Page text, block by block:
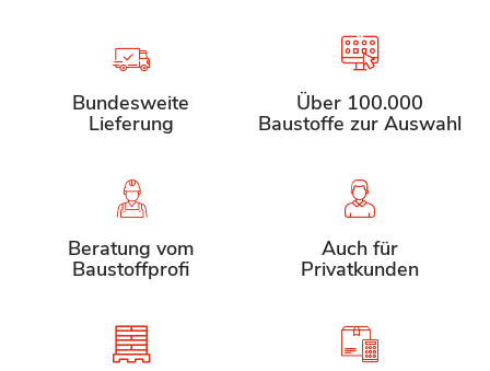
Bundesweite
Lieferung
Über 100.000
Baustoffe zur Auswahl
Beratung vom
Baustoffprofi
Auch für
Privatkunden